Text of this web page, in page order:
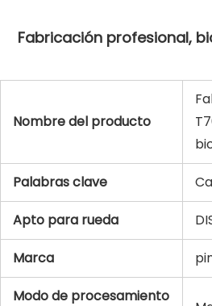
Fabricación profesional,
Nombre del producto
Palabras clave
Apto para rueda
Marca
Modo de procesamiento